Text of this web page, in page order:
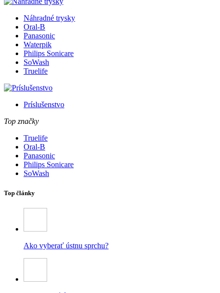
Náhradné trysky
Oral-B
Panasonic
Waterpik
Philips Sonicare
SoWash
Truelife
Príslušenstvo
Top značky
Truelife
Oral-B
Panasonic
Philips Sonicare
SoWash
Top články
Ako vyberať ústnu sprchu?